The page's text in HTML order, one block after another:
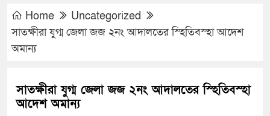
Home
Uncategorized
সাতক্ষীরা যুগ্ম জেলা জজ ২নং আদালতের স্হিতিবস্হা আদেশ
অমান্য
সাতক্ষীরা যুগ্ম জেলা জজ ২নং আদালতের স্হিতিবস্হা
আদেশ অমান্য